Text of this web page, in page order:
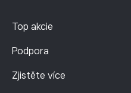
Top akcie
Podpora
Zjistěte více